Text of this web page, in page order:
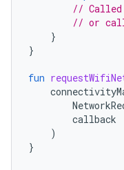
// Called
// or
}
}
fun
callback
)
}